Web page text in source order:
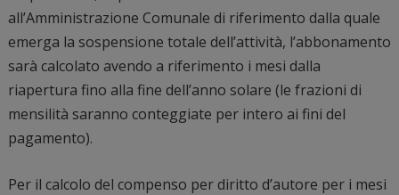
all’Amministrazione Comunale di riferimento dalla quale
emerga la sospensione totale dell’attività, l’abbonamento
sarà calcolato avendo a riferimento i mesi dalla
riapertura fino alla fine dell’anno solare (le frazioni di
mensilità saranno conteggiate per intero ai fini del
pagamento).
Per il calcolo del compenso per diritto d’autore per i mesi